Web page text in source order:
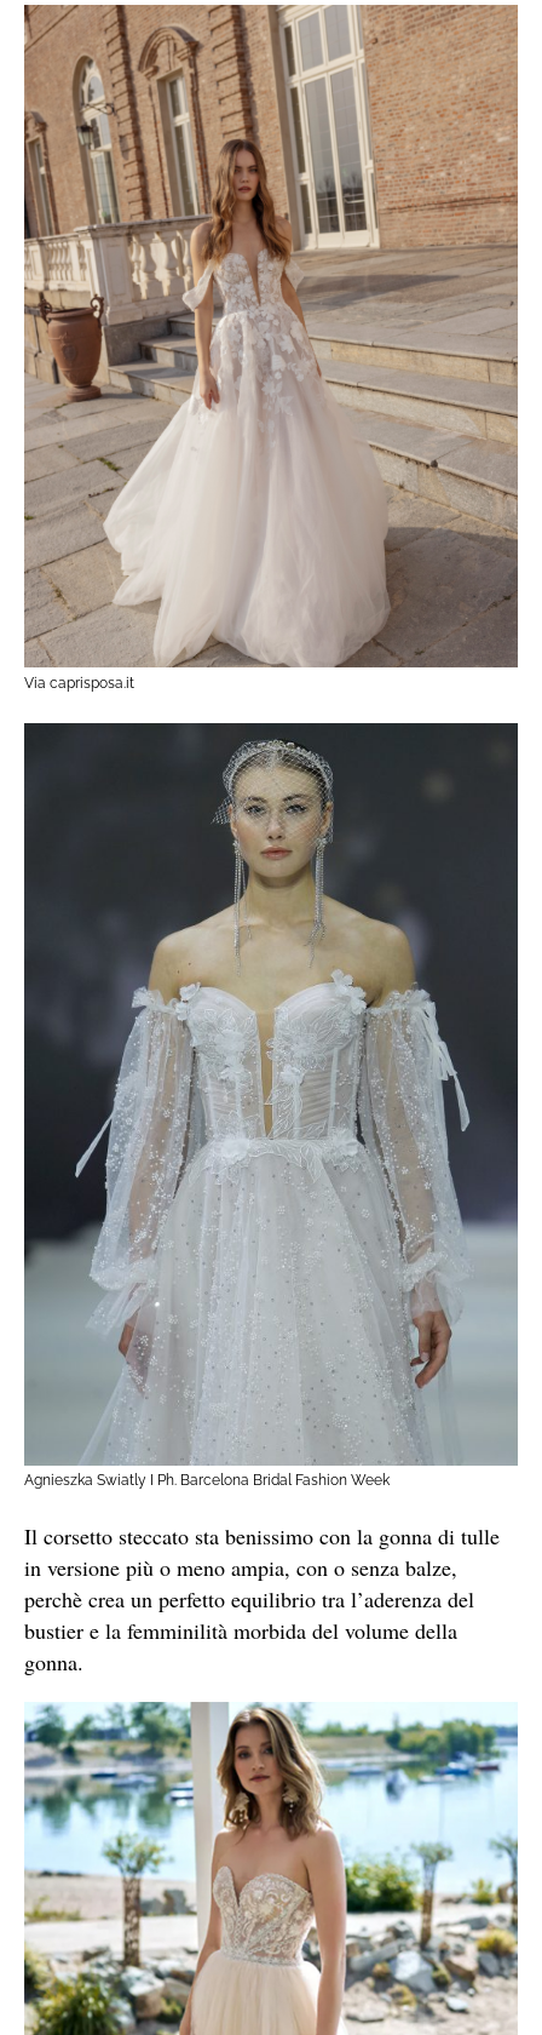
Via caprisposa.it
Agnieszka Swiatly I Ph. Barcelona Bridal Fashion Week
Il corsetto steccato sta benissimo con la gonna di tulle
in versione più o meno ampia, con o senza balze,
perchè crea un perfetto equilibrio tra l’aderenza del
bustier e la femminilità morbida del volume della
gonna.